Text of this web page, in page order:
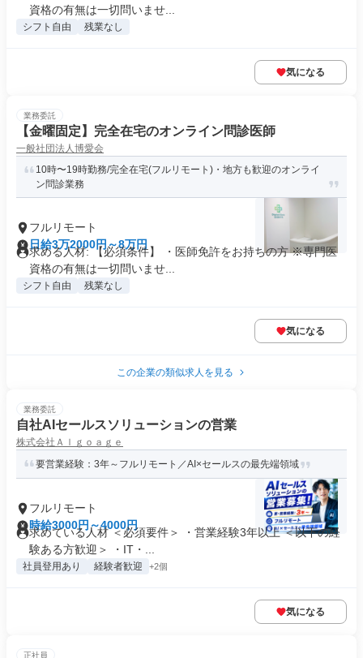
資格の有無は一切問いませ...
シフト自由 残業なし
気になる
業務委託
【金曜固定】完全在宅のオンライン問診医師
一般社団法人博愛会
10時〜19時勤務/完全在宅(フルリモート)・地方も歓迎のオンライ
ン問診業務
フルリモート
日給3万2000円～8万円
求める人材: 【必須条件】 ・医師免許をお持ちの方 ※専門医
資格の有無は一切問いませ...
シフト自由 残業なし
気になる
この企業の類似求人を見る
業務委託
自社AIセールスソリューションの営業
株式会社Ａｌｇｏａｇｅ
要営業経験：3年～フルリモート／AI×セールスの最先端領域
フルリモート
時給3000円～4000円
求めている人材 ＜必須要件＞ ・営業経験3年以上 ＜以下の経
験ある方歓迎＞ ・IT・...
社員登用あり 経験者歓迎 +2個
気になる
正社員